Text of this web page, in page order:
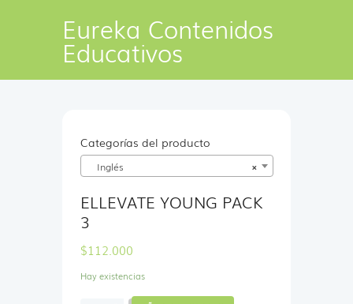
Eureka Contenidos
Educativos
Categorías del producto
×
Inglés
ELLEVATE YOUNG PACK
3
$112.000
Hay existencias